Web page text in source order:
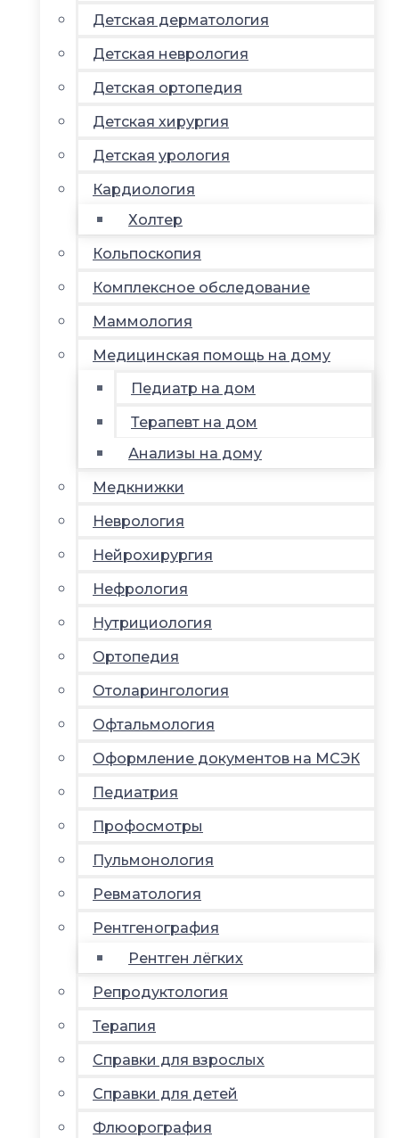
Детская дерматология
Детская неврология
Детская ортопедия
Детская хирургия
Детская урология
Кардиология
Холтер
Кольпоскопия
Комплексное обследование
Маммология
Медицинская помощь на дому
Педиатр на дом
Терапевт на дом
Анализы на дому
Медкнижки
Неврология
Нейрохирургия
Нефрология
Нутрициология
Ортопедия
Отоларингология
Офтальмология
Оформление документов на МСЭК
Педиатрия
Профосмотры
Пульмонология
Ревматология
Рентгенография
Рентген лёгких
Репродуктология
Терапия
Справки для взрослых
Справки для детей
Флюорография